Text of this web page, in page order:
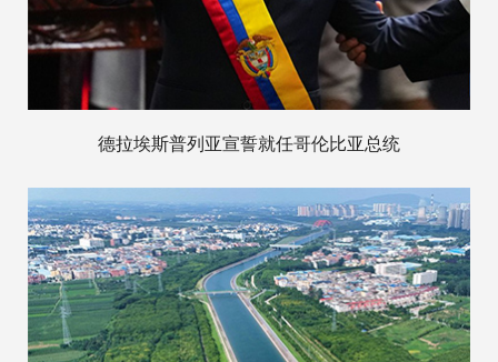
德拉埃斯普列亚宣誓就任哥伦比亚总统